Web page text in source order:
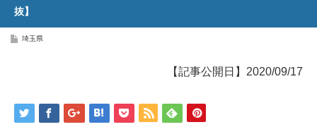
抜】
埼玉県
【記事公開日】2020/09/17